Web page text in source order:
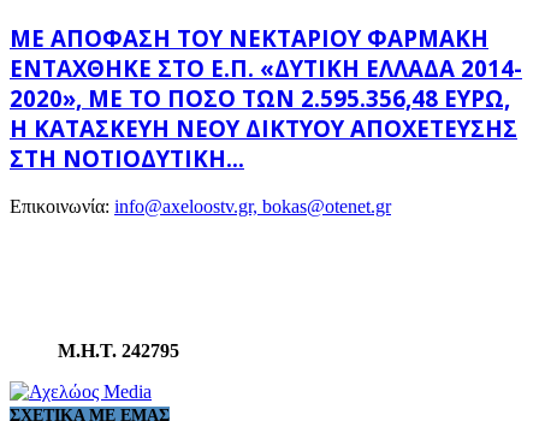
ΜΕ ΑΠΌΦΑΣΗ ΤΟΥ ΝΕΚΤΆΡΙΟΥ ΦΑΡΜΆΚΗ
ΕΝΤΆΧΘΗΚΕ ΣΤΟ Ε.Π. «ΔΥΤΙΚΉ ΕΛΛΆΔΑ 2014-
2020», ΜΕ ΤΟ ΠΟΣΌ ΤΩΝ 2.595.356,48 ΕΥΡΏ,
Η ΚΑΤΑΣΚΕΥΉ ΝΈΟΥ ΔΙΚΤΎΟΥ ΑΠΟΧΈΤΕΥΣΗΣ
ΣΤΗ ΝΟΤΙΟΔΥΤΙΚΉ...
Επικοινωνία: info@axeloostv.gr, bokas@otenet.gr
Μ.Η.Τ. 242795
ΣΧΕΤΙΚΆ ΜΕ ΕΜΆΣ